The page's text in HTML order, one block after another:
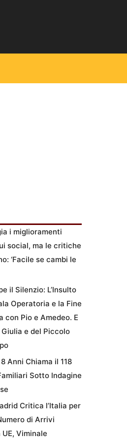
i miglioramenti
social, ma le critiche
‘Facile se cambi le
il Silenzio: L’Insulto
Operatoria e la Fine
con Pio e Amedeo. E
e del Piccolo
Anni Chiama il 118
Sotto Indagine
Critica l’Italia per
di Arrivi
Viminale